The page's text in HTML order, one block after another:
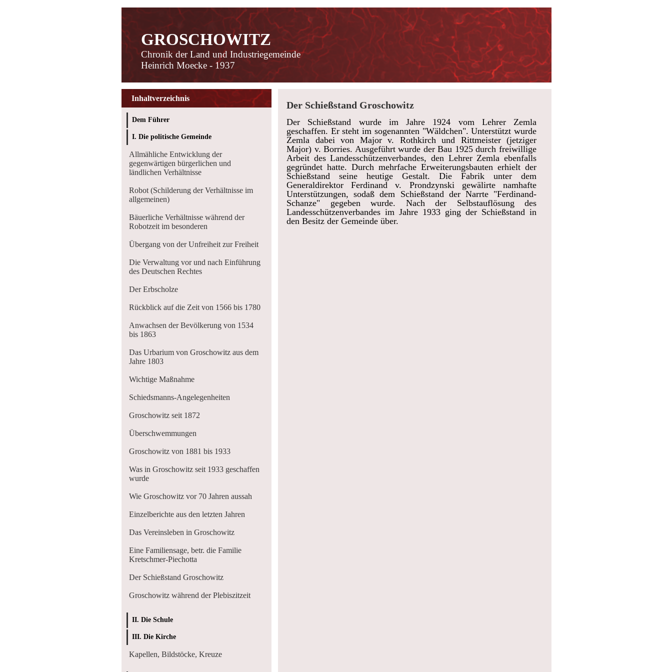
GROSCHOWITZ
Chronik der Land und Industriegemeinde
Heinrich Moecke - 1937
Inhaltverzeichnis
Dem Führer
I. Die politische Gemeinde
Allmähliche Entwicklung der
gegenwärtigen bürgerlichen und
ländlichen Verhältnisse
Robot (Schilderung der Verhältnisse im
allgemeinen)
Bäuerliche Verhältnisse während der
Robotzeit im besonderen
Übergang von der Unfreiheit zur Freiheit
Die Verwaltung vor und nach Einführung
des Deutschen Rechtes
Der Erbscholze
Rückblick auf die Zeit von 1566 bis 1780
Anwachsen der Bevölkerung von 1534
bis 1863
Das Urbarium von Groschowitz aus dem
Jahre 1803
Wichtige Maßnahme
Schiedsmanns-Angelegenheiten
Groschowitz seit 1872
Überschwemmungen
Groschowitz von 1881 bis 1933
Was in Groschowitz seit 1933 geschaffen
wurde
Wie Groschowitz vor 70 Jahren aussah
Einzelberichte aus den letzten Jahren
Das Vereinsleben in Groschowitz
Eine Familiensage, betr. die Familie
Kretschmer-Piechotta
Der Schießstand Groschowitz
Groschowitz während der Plebiszitzeit
II. Die Schule
III. Die Kirche
Kapellen, Bildstöcke, Kreuze
Der Schießstand Groschowitz
Der Schießstand wurde im Jahre 1924 vom Lehrer Zemla
geschaffen. Er steht im sogenannten "Wäldchen". Unterstützt wurde
Zemla dabei von Major v. Rothkirch und Rittmeister (jetziger
Major) v. Borries. Ausgeführt wurde der Bau 1925 durch freiwillige
Arbeit des Landesschützenverbandes, den Lehrer Zemla ebenfalls
gegründet hatte. Durch mehrfache Erweiterungsbauten erhielt der
Schießstand seine heutige Gestalt. Die Fabrik unter dem
Generaldirektor Ferdinand v. Prondzynski gewälirte namhafte
Unterstützungen, sodaß dem Schießstand der Narrte "Ferdinand-
Schanze" gegeben wurde. Nach der Selbstauflösung des
Landesschützenverbandes im Jahre 1933 ging der Schießstand in
den Besitz der Gemeinde über.